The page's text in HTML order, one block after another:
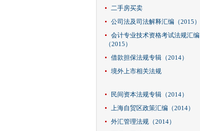
二手房买卖
公司法及司法解释汇编（2015）
会计专业技术资格考试法规汇编
（2015）
借款担保法规专辑（2014）
境外上市相关法规
民间资本法规专辑（2014）
上海自贸区政策汇编（2014）
外汇管理法规（2014）